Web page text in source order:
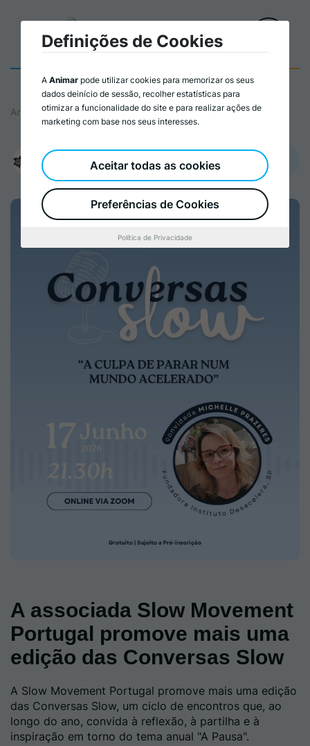
Animar
Promovido por:
Slow Movement Portugal Associação
A associada Slow Movement
Portugal promove mais uma
edição das Conversas Slow
A Slow Movement Portugal promove mais uma edição
das Conversas Slow, um ciclo de encontros que, ao
longo do ano, convida à reflexão, à partilha e à
inspiração em torno do tema anual "A Pausa".
Definições de Cookies
A Animar pode utilizar cookies para memorizar os seus
dados deinício de sessão, recolher estatísticas para
otimizar a funcionalidade do site e para realizar ações de
marketing com base nos seus interesses.
Preferências de Cookies
Aceitar todas as cookies
Política de Privacidade